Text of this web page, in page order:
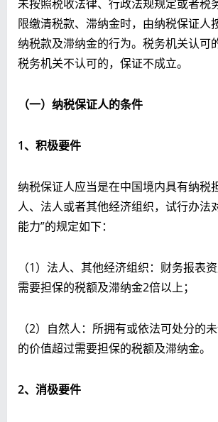
未按照税收法律、行政法规规定或者税
限缴清税款、滞纳金时，由纳税保证人
纳税款及滞纳金的行为。税务机关认可
税务机关不认可的，保证不成立。
（一）纳税保证人的条件
1、积极要件
纳税保证人应当是在中国境内具有纳税
人、法人或者其他经济组织，试行办法
能力”的规定如下：
（1）法人、其他经济组织：财务报表
需要担保的税额及滞纳金2倍以上；
（2）自然人：所拥有或依法可处分的
的价值超过需要担保的税额及滞纳金。
2、消极要件